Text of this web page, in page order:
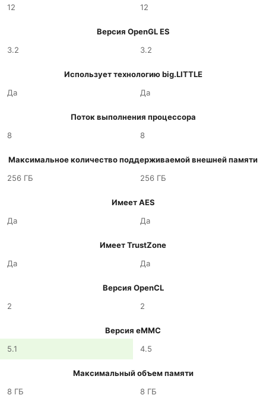
12
12
Версия OpenGL ES
3.2
3.2
Использует технологию big.LITTLE
Да
Да
Поток выполнения процессора
8
8
Максимальное количество поддерживаемой внешней памяти
256 ГБ
256 ГБ
Имеет AES
Да
Да
Имеет TrustZone
Да
Да
Версия OpenCL
2
2
Версия eMMC
5.1
4.5
Максимальный объем памяти
8 ГБ
8 ГБ